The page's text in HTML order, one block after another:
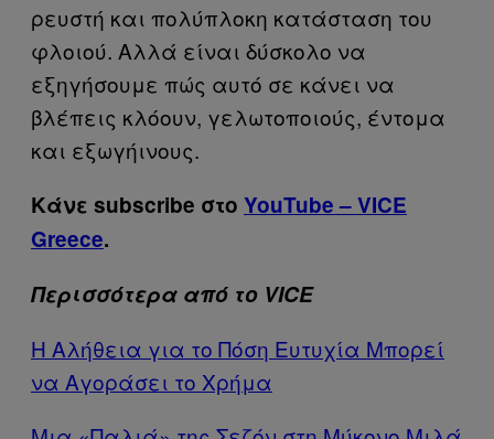
ρευστή και πολύπλοκη κατάσταση του
φλοιού. Αλλά είναι δύσκολο να
εξηγήσουμε πώς αυτό σε κάνει να
βλέπεις κλόουν, γελωτοποιούς, έντομα
και εξωγήινους.
Κάνε subscribe στο YouTube – VICE
Greece.
Περισσότερα από το VICE
Η Aλήθεια για το Πόση Ευτυχία Μπορεί
να Αγοράσει το Χρήμα